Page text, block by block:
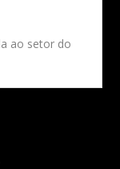
ao setor do